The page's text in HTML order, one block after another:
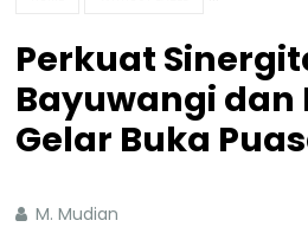
Perkuat
Bayuwangi dan
Gelar Buka
M. Mudian